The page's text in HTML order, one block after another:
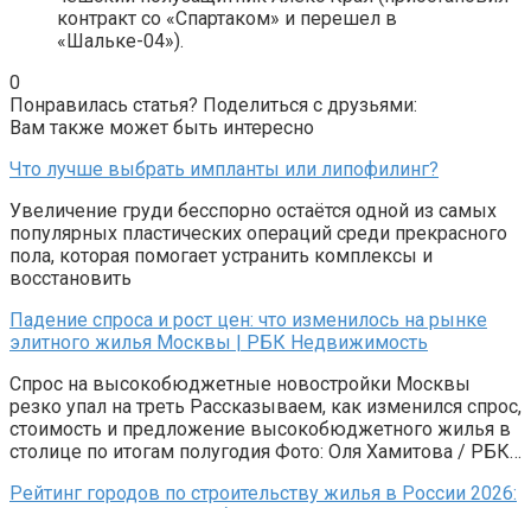
контракт со «Спартаком» и перешел в
«Шальке-04»).
0
Понравилась статья? Поделиться с друзьями:
Вам также может быть интересно
Что лучше выбрать импланты или липофилинг?
Увеличение груди бесспорно остаётся одной из самых
популярных пластических операций среди прекрасного
пола, которая помогает устранить комплексы и
восстановить
Падение спроса и рост цен: что изменилось на рынке
элитного жилья Москвы | РБК Недвижимость
Спрос на высокобюджетные новостройки Москвы
резко упал на треть Рассказываем, как изменился спрос,
стоимость и предложение высокобюджетного жилья в
столице по итогам полугодия Фото: Оля Хамитова / РБК…
Рейтинг городов по строительству жилья в России 2026: